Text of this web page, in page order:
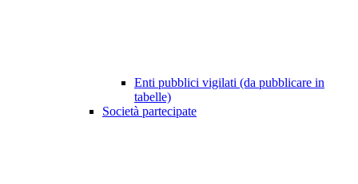
Enti pubblici vigilati (da pubblicare in
tabelle)
Società partecipate